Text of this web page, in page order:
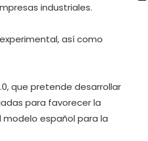
industriales.
así como
que pretende desarrollar
para favorecer la
español para la